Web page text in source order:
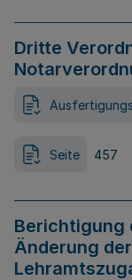
Dritte
Seite 457
Berichtigung
Änderung der